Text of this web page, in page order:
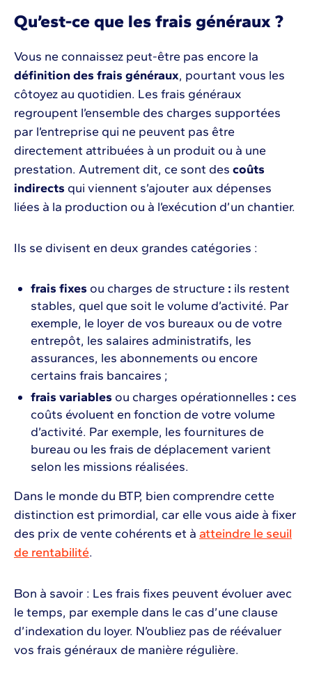
Qu’est-ce que les frais généraux ?
Vous ne connaissez peut-être pas encore la
définition des frais généraux, pourtant vous les
côtoyez au quotidien. Les frais généraux
regroupent l’ensemble des charges supportées
par l’entreprise qui ne peuvent pas être
directement attribuées à un produit ou à une
prestation. Autrement dit, ce sont des coûts
indirects qui viennent s’ajouter aux dépenses
liées à la production ou à l’exécution d’un chantier.
Ils se divisent en deux grandes catégories :
frais fixes ou charges de structure : ils restent
stables, quel que soit le volume d’activité. Par
exemple, le loyer de vos bureaux ou de votre
entrepôt, les salaires administratifs, les
assurances, les abonnements ou encore
certains frais bancaires ;
frais variables ou charges opérationnelles : ces
coûts évoluent en fonction de votre volume
d’activité. Par exemple, les fournitures de
bureau ou les frais de déplacement varient
selon les missions réalisées.
Dans le monde du BTP, bien comprendre cette
distinction est primordial, car elle vous aide à fixer
des prix de vente cohérents et à atteindre le seuil
de rentabilité.
Bon à savoir : Les frais fixes peuvent évoluer avec
le temps, par exemple dans le cas d’une clause
d’indexation du loyer. N’oubliez pas de réévaluer
vos frais généraux de manière régulière.